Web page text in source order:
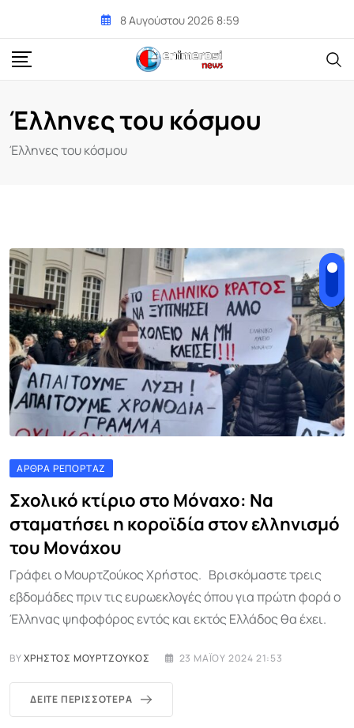
content
8 Αυγούστου 2026 8:59
Έλληνες του κόσμου
Έλληνες του κόσμου
ΆΡΘΡΑ ΡΕΠΟΡΤΆΖ
Σχολικό κτίριο στο Μόναχο: Να
σταματήσει η κοροϊδία στον ελληνισμό
του Μονάχου
Γράφει ο Μουρτζούκος Χρήστος. Βρισκόμαστε τρεις
εβδομάδες πριν τις ευρωεκλογές όπου για πρώτη φορά o
Έλληνας ψηφοφόρος εντός και εκτός Ελλάδος θα έχει.
BYΧΡΉΣΤΟΣ ΜΟΥΡΤΖΟΎΚΟΣ 23 ΜΑΪ́ΟΥ 2024 21:53
ΔΕΊΤΕ ΠΕΡΙΣΣΌΤΕΡΑ